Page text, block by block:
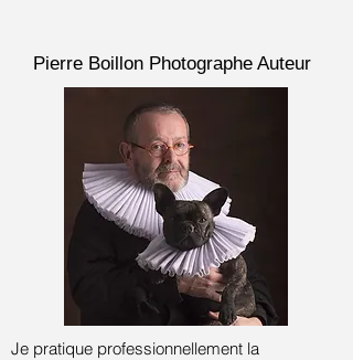
Pierre Boillon Photographe Auteur
Je pratique professionnellement la